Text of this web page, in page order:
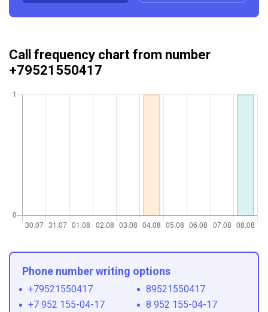
Call frequency chart from number
+79521550417
Phone number writing options
+79521550417
89521550417
+7 952 155-04-17
8 952 155-04-17